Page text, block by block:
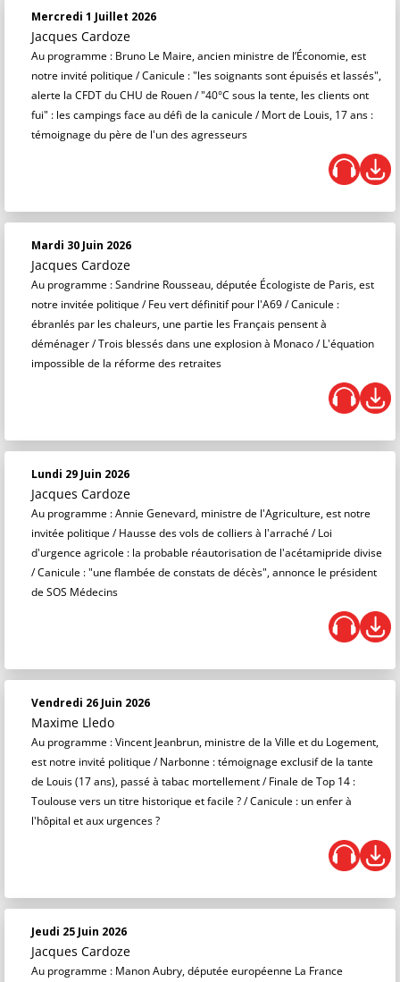
Mercredi 1 Juillet 2026
Jacques Cardoze
Au programme : Bruno Le Maire, ancien ministre de l’Économie, est
notre invité politique / Canicule : "les soignants sont épuisés et lassés",
alerte la CFDT du CHU de Rouen / "40°C sous la tente, les clients ont
fui" : les campings face au défi de la canicule / Mort de Louis, 17 ans :
témoignage du père de l'un des agresseurs
Mardi 30 Juin 2026
Jacques Cardoze
Au programme : Sandrine Rousseau, députée Écologiste de Paris, est
notre invitée politique / Feu vert définitif pour l'A69 / Canicule :
ébranlés par les chaleurs, une partie les Français pensent à
déménager / Trois blessés dans une explosion à Monaco / L'équation
impossible de la réforme des retraites
Lundi 29 Juin 2026
Jacques Cardoze
Au programme : Annie Genevard, ministre de l'Agriculture, est notre
invitée politique / Hausse des vols de colliers à l'arraché / Loi
d'urgence agricole : la probable réautorisation de l'acétamipride divise
/ Canicule : "une flambée de constats de décès", annonce le président
de SOS Médecins
Vendredi 26 Juin 2026
Maxime Lledo
Au programme : Vincent Jeanbrun, ministre de la Ville et du Logement,
est notre invité politique / Narbonne : témoignage exclusif de la tante
de Louis (17 ans), passé à tabac mortellement / Finale de Top 14 :
Toulouse vers un titre historique et facile ? / Canicule : un enfer à
l'hôpital et aux urgences ?
Jeudi 25 Juin 2026
Jacques Cardoze
Au programme : Manon Aubry, députée européenne La France